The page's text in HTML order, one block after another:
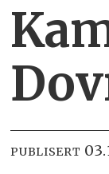
PUBLISERT